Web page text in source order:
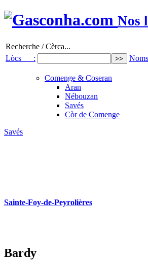
Nos
Recherche / Cèrca...
Lòcs :
Comenge & Coseran
Aran
Nébouzan
Savés
Còr de Comenge
Savés
Sainte-Foy-de-Peyrolières
Bardy